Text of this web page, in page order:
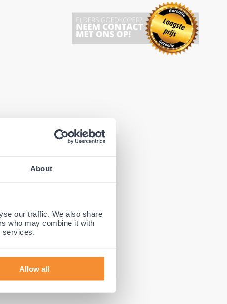
About
our traffic. We also share
who may combine it with
services.
Allow all
ook de
de
houdt.
van de